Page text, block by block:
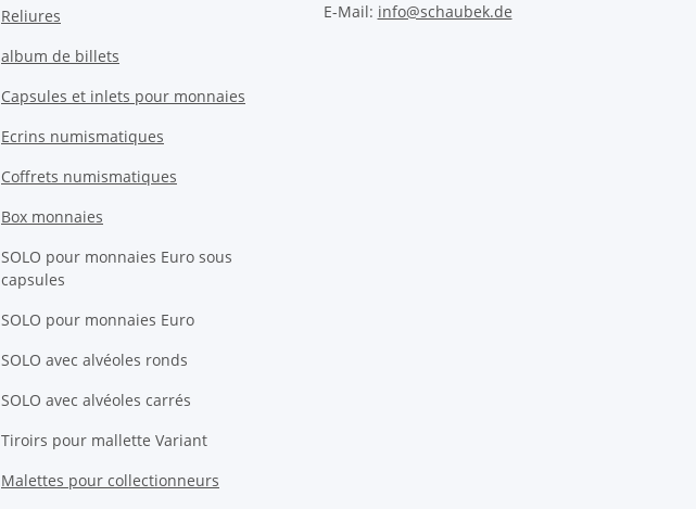
Reliures
album de billets
Capsules et inlets pour monnaies
Ecrins numismatiques
Coffrets numismatiques
Box monnaies
SOLO pour monnaies Euro sous
capsules
SOLO pour monnaies Euro
SOLO avec alvéoles ronds
SOLO avec alvéoles carrés
Tiroirs pour mallette Variant
Malettes pour collectionneurs
E-Mail: info@schaubek.de